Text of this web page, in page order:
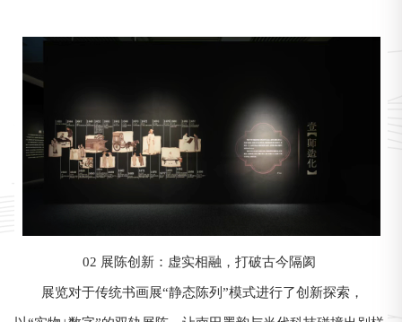
02 展陈创新：虚实相融，打破古今隔阂
展览对于传统书画展“静态陈列”模式进行了创新探索，